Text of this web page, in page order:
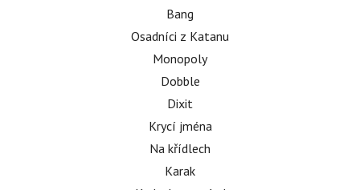
Bang
Osadníci z Katanu
Monopoly
Dobble
Dixit
Krycí jména
Na křídlech
Karak